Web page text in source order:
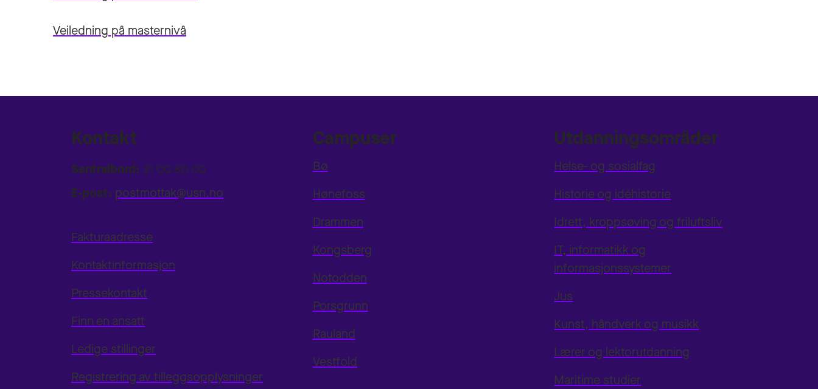
Veiledning på masternivå
Kontakt
Sentralbord: 31 00 80 00
E-post: postmottak@usn.no
Fakturaadresse
Kontaktinformasjon
Pressekontakt
Finn en ansatt
Ledige stillinger
Registrering av tilleggsopplysninger
Campuser
Bø
Hønefoss
Drammen
Kongsberg
Notodden
Porsgrunn
Rauland
Vestfold
Utdanningsområder
Helse- og sosialfag
Historie og idéhistorie
Idrett, kroppsøving og friluftsliv
IT, informatikk og
informasjonssystemer
Jus
Kunst, håndverk og musikk
Lærer og lektorutdanning
Maritime studier